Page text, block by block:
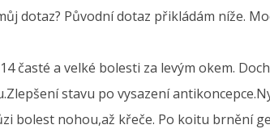
dotaz? Původní dotaz přikládám níže.
časté a velké bolesti za levým okem.
stavu po vysazení
bolest nohou,až křeče. Po koitu brnění